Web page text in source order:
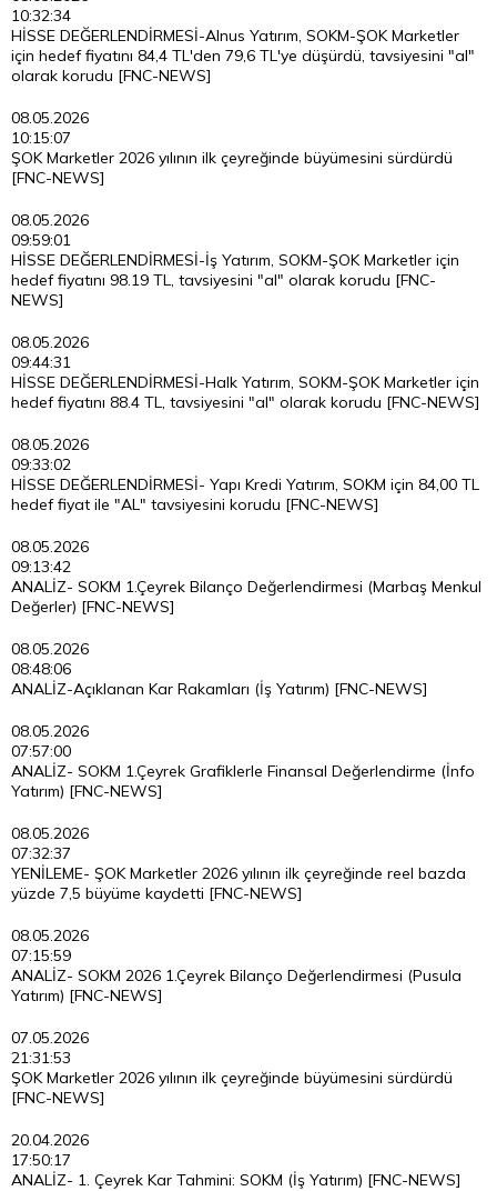
10:32:34
HİSSE DEĞERLENDİRMESİ-Alnus Yatırım, SOKM-ŞOK Marketler
için hedef fiyatını 84,4 TL'den 79,6 TL'ye düşürdü, tavsiyesini "al"
olarak korudu [FNC-NEWS]
08.05.2026
10:15:07
ŞOK Marketler 2026 yılının ilk çeyreğinde büyümesini sürdürdü
[FNC-NEWS]
08.05.2026
09:59:01
HİSSE DEĞERLENDİRMESİ-İş Yatırım, SOKM-ŞOK Marketler için
hedef fiyatını 98.19 TL, tavsiyesini "al" olarak korudu [FNC-
NEWS]
08.05.2026
09:44:31
HİSSE DEĞERLENDİRMESİ-Halk Yatırım, SOKM-ŞOK Marketler için
hedef fiyatını 88.4 TL, tavsiyesini "al" olarak korudu [FNC-NEWS]
08.05.2026
09:33:02
HİSSE DEĞERLENDİRMESİ- Yapı Kredi Yatırım, SOKM için 84,00 TL
hedef fiyat ile "AL" tavsiyesini korudu [FNC-NEWS]
08.05.2026
09:13:42
ANALİZ- SOKM 1.Çeyrek Bilanço Değerlendirmesi (Marbaş Menkul
Değerler) [FNC-NEWS]
08.05.2026
08:48:06
ANALİZ-Açıklanan Kar Rakamları (İş Yatırım) [FNC-NEWS]
08.05.2026
07:57:00
ANALİZ- SOKM 1.Çeyrek Grafiklerle Finansal Değerlendirme (İnfo
Yatırım) [FNC-NEWS]
08.05.2026
07:32:37
YENİLEME- ŞOK Marketler 2026 yılının ilk çeyreğinde reel bazda
yüzde 7,5 büyüme kaydetti [FNC-NEWS]
08.05.2026
07:15:59
ANALİZ- SOKM 2026 1.Çeyrek Bilanço Değerlendirmesi (Pusula
Yatırım) [FNC-NEWS]
07.05.2026
21:31:53
ŞOK Marketler 2026 yılının ilk çeyreğinde büyümesini sürdürdü
[FNC-NEWS]
20.04.2026
17:50:17
ANALİZ- 1. Çeyrek Kar Tahmini: SOKM (İş Yatırım) [FNC-NEWS]